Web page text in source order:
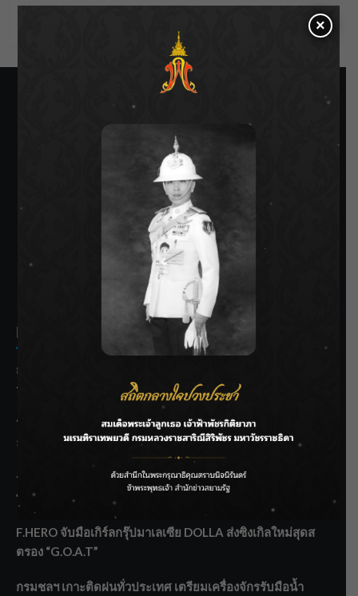
SIAMRATH VARIETY
THE BEST ENTERTAINMENT
Recent Posts
กรมชลฯ รับฟังประชาชน ติดตามแก้ปัญหาโครงการประตู
ระบายน้ำศรีสองรักฯ
‘แมน การิน’ แชร์ความเชื่อชวนคิด! “อยากกินอะไรหลังจาก
ลาโลกนี้ ให้ใส่บาตรสิ่งนั้นไว้ตอนยังมีชีวิต”
ราชเลขานุการในพระองค์ฯ ติดตามโครงการหุบกะพง–ห้วย
ทรายใต้ เสริมความมั่นคงน้ำเพชรบุรี
F.HERO จับมือเกิร์ลกรุ๊ปมาเลเซีย DOLLA ส่งซิงเกิลใหม่สุดส
ตรอง “G.O.A.T”
กรมชลฯ เกาะติดฝนทั่วประเทศ เตรียมเครื่องจักรรับมือน้ำ
×